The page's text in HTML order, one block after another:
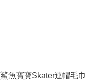
鯊魚寶寶Skater連帽毛巾